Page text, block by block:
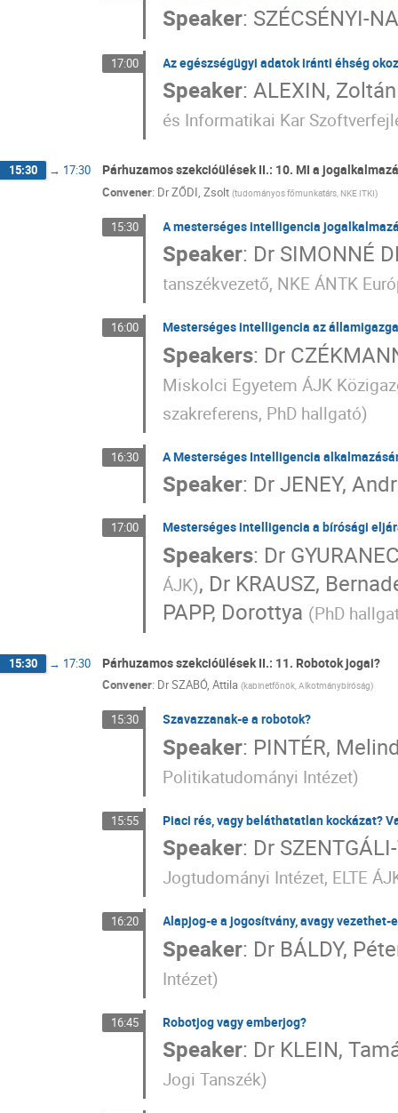
Speaker: SZÉCSÉNYI-
17:00 Az egészségügyi adatok iránti éhség
Speaker:ALEXIN, Zoltán
és Informatikai Kar
15:30 → 17:30 Párhuzamos szekcióülések II.: 10. MI a
Convener: DrZŐDI, Zsolt (tudományos főmunkatárs, NKE ITKI)
15:30 A mesterséges intelligencia
Speaker: Dr SIMONNÉ
tanszékvezető, NKE ÁNTK
16:00 Mesterséges intelligencia az
Speakers: Dr
Miskolci Egyetem ÁJK
szakreferens, PhD hallgató)
16:30 A Mesterséges Intelligencia
Speaker: Dr JENEY,
17:00 Mesterséges intelligencia a bírósági
Speakers: Dr
ÁJK), Dr KRAUSZ,
PAPP, Dorottya (PhD
15:30 → 17:30 Párhuzamos szekcióülések II.: 11. Robotok jogai?
Convener: DrSZABÓ, Attila (kabinetfőnök, Alkotmánybíróság)
15:30 Szavazzanak-e a robotok?
Speaker: PINTÉR,
Politikatudományi Intézet)
15:55 Piaci rés, vagy beláthatatlan kockázat?
Speaker: Dr
Jogtudományi Intézet, ELTE
16:20 Alapjog-e a jogosítvány, avagy
Speaker: Dr BÁLDY,
Intézet)
16:45 Robotjog vagy emberjog?
Speaker: Dr KLEIN,
Jogi Tanszék)